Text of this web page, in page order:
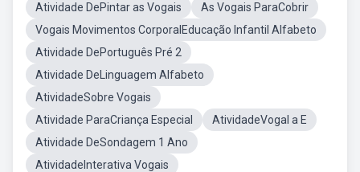
Atividade DePintar as Vogais
As Vogais ParaCobrir
Vogais Movimentos CorporalEducação Infantil Alfabeto
Atividade DePortuguês Pré 2
Atividade DeLinguagem Alfabeto
AtividadeSobre Vogais
Atividade ParaCriança Especial
AtividadeVogal a E
Atividade DeSondagem 1 Ano
AtividadeInterativa Vogais